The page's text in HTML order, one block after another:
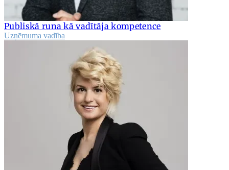
Publiskā runa kā vadītāja kompetence
Uzņēmuma vadība